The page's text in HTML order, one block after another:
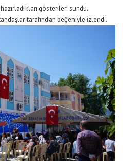
gösterileri sundu.
tarafından beğeniyle izlendi.